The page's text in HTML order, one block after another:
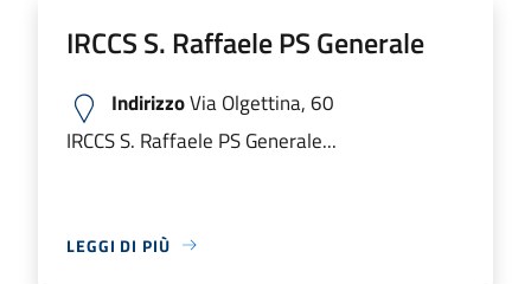
IRCCS S. Raffaele PS Generale
IndirizzoVia Olgettina, 60
IRCCS S. Raffaele PS Generale...
LEGGI DI PIÙ